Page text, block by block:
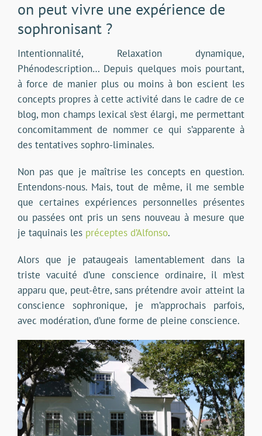
on peut vivre une expérience de
sophronisant ?
Intentionnalité, Relaxation dynamique,
Phénodescription… Depuis quelques mois pourtant,
à force de manier plus ou moins à bon escient les
concepts propres à cette activité dans le cadre de ce
blog, mon champs lexical s’est élargi, me permettant
concomitamment de nommer ce qui s’apparente à
des tentatives sophro-liminales.
Non pas que je maîtrise les concepts en question.
Entendons-nous. Mais, tout de même, il me semble
que certaines expériences personnelles présentes
ou passées ont pris un sens nouveau à mesure que
je taquinais les préceptes d’Alfonso.
Alors que je pataugeais lamentablement dans la
triste vacuité d’une conscience ordinaire, il m’est
apparu que, peut-être, sans prétendre avoir atteint la
conscience sophronique, je m’approchais parfois,
avec modération, d’une forme de pleine conscience.